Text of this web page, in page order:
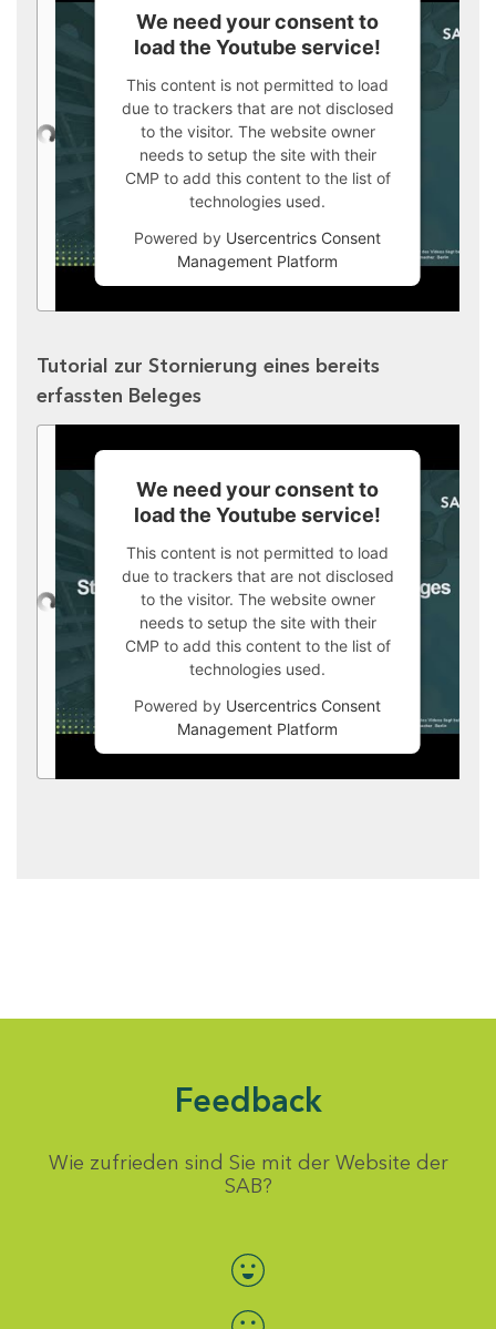
We need your consent to
load the Youtube service!
This content is not permitted to load
due to trackers that are not disclosed
to the visitor. The website owner
needs to setup the site with their
CMP to add this content to the list of
technologies used.
Powered by Usercentrics Consent
Management Platform
Tutorial zur Stornierung eines bereits
erfassten Beleges
We need your consent to
load the Youtube service!
This content is not permitted to load
due to trackers that are not disclosed
to the visitor. The website owner
needs to setup the site with their
CMP to add this content to the list of
technologies used.
Powered by Usercentrics Consent
Management Platform
Feedback
Wie zufrieden sind Sie mit der Website der
SAB?
Bewertung auswählen